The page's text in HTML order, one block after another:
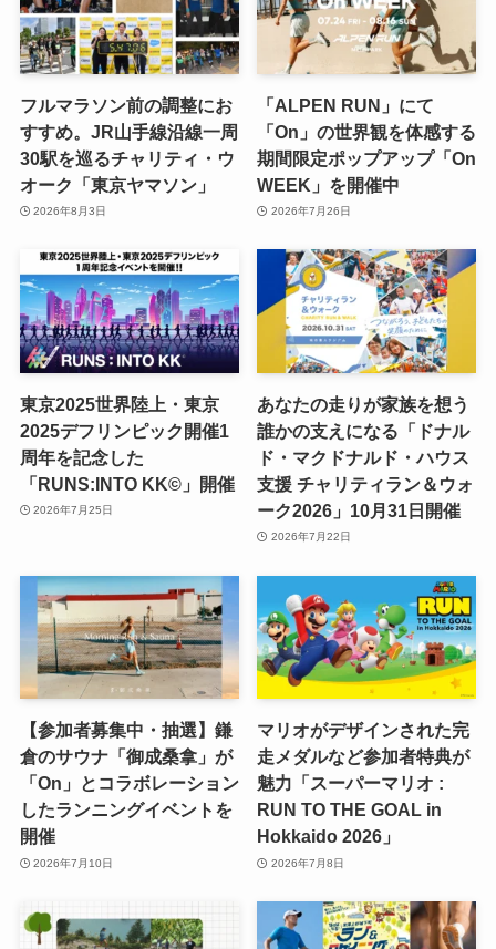
フルマラソン前の調整にお
すすめ。JR山手線沿線一周
30駅を巡るチャリティ・ウ
オーク「東京ヤマソン」
2026年8月3日
「ALPEN RUN」にて
「On」の世界観を体感する
期間限定ポップアップ「On
WEEK」を開催中
2026年7月26日
東京2025世界陸上・東京
2025デフリンピック開催1
周年を記念した
「RUNS:INTO KK©」開催
2026年7月25日
あなたの走りが家族を想う
誰かの支えになる「ドナル
ド・マクドナルド・ハウス
支援 チャリティラン＆ウォ
ーク2026」10月31日開催
2026年7月22日
【参加者募集中・抽選】鎌
倉のサウナ「御成桑拿」が
「On」とコラボレーション
したランニングイベントを
開催
2026年7月10日
マリオがデザインされた完
走メダルなど参加者特典が
魅力「スーパーマリオ :
RUN TO THE GOAL in
Hokkaido 2026」
2026年7月8日